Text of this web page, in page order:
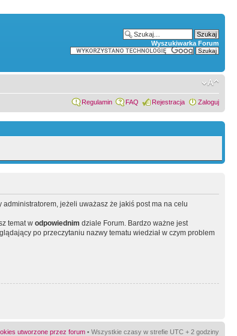
Wyszukiwarka Forum
Regulamin FAQ Rejestracja Zaloguj
jeżeli uważasz że jakiś post ma na celu
temat w odpowiednim dziale Forum. Bardzo ważne jest
po przeczytaniu nazwy tematu wiedział w czym problem
utworzone przez forum • Wszystkie czasy w strefie UTC + 2 godziny